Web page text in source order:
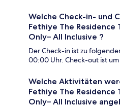
Welche Check-in- und
Fethiye The Residence
Only– All Inclusive ?
Der Check-in ist zu
00:00 Uhr. Check-out ist um
Welche Aktivitäten
Fethiye The Residence
Only– All Inclusive